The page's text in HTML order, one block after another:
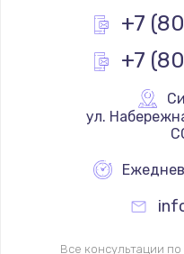
Замена
+7
+7
Все консультации